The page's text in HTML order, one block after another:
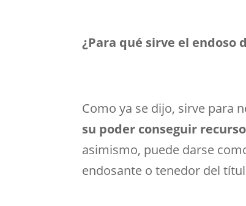
¿Para qué sirve el endoso
Como ya se dijo, sirve para
su poder conseguir
asimismo, puede darse
endosante o tenedor del